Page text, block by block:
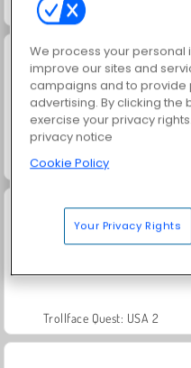
Juice Merge
Scala 40
Trollface Quest: USA 2
We process your
improve our sites and
campaigns and to
advertising. By clicking the
exercise your privacy
privacy notice
Cookie Policy
Your Privacy Rights